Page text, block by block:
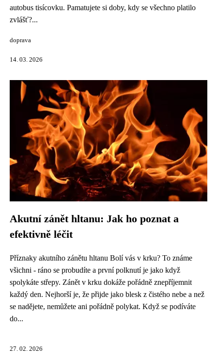
autobus tisícovku. Pamatujete si doby, kdy se všechno platilo
zvlášť?...
doprava
14. 03. 2026
Akutní zánět hltanu: Jak ho poznat a
efektivně léčit
Příznaky akutního zánětu hltanu Bolí vás v krku? To známe
všichni - ráno se probudíte a první polknutí je jako když
spolykáte střepy. Zánět v krku dokáže pořádně znepříjemnit
každý den. Nejhorší je, že přijde jako blesk z čistého nebe a než
se nadějete, nemůžete ani pořádně polykat. Když se podíváte
do...
27. 02. 2026